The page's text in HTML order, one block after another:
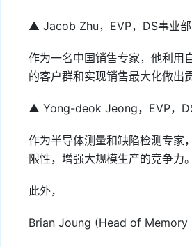
▲ Jacob Zhu，EVP，DS事业
作为一名中国销售专家，他利用
的客户群和实现销售最大化做出
▲ Yong-deok Jeong，EVP，
作为半导体测量和缺陷检测专家
限性，增强大规模生产的竞争力。
此外，
Brian Joung (Head of Memory